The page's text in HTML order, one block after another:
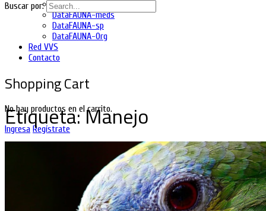
DataFAUNA-inia
DataFAUNA-meds
DataFAUNA-sp
DataFAUNA-Org
Red VVS
Contacto
Shopping Cart
No hay productos en el carrito.
Ingresa Regístrate
Buscar por:
Etiqueta:Manejo